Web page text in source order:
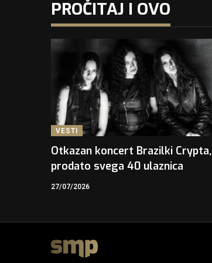
PROČITAJ I OVO
VESTI
Otkazan koncert Brazilki Crypta,
prodato svega 40 ulaznica
27/07/2026